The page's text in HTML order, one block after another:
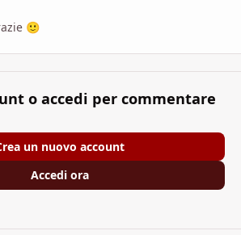
🙂
o accedi per commentare
un nuovo account
Accedi ora